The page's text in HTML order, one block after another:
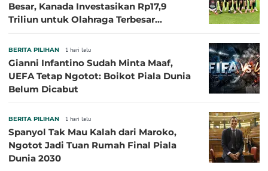
Besar, Kanada Investasikan Rp17,9
Triliun untuk Olahraga Terbesar
BERITA PILIHAN 1 hari lalu
Gianni Infantino Sudah Minta Maaf,
UEFA Tetap Ngotot: Boikot Piala Dunia
Belum Dicabut
BERITA PILIHAN 1 hari lalu
Spanyol Tak Mau Kalah dari Maroko,
Ngotot Jadi Tuan Rumah Final Piala
Dunia 2030